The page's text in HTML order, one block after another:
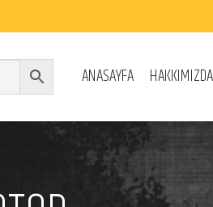
ANASAYFA HAKKIMIZDA